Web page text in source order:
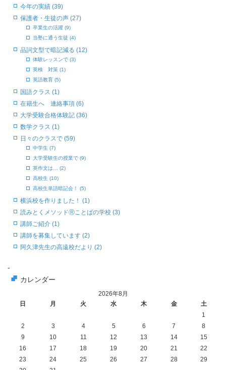
今年の実績 (39)
保護者・生徒の声 (27)
卒業生の活躍 (9)
当塾に通う生徒 (4)
品詞文型で暗記減る (12)
体験レッスンで (3)
英検 対策 (1)
英語教育 (5)
国語クラス (1)
在籍生へ 連絡事項 (6)
大学受験合格体験記 (36)
数学クラス (1)
日々のクラスで (59)
中学生 (7)
大学受験生の授業で (9)
英作文は… (2)
高校生 (10)
高校生単語暗記会！ (5)
横浜校を作りました！ (1)
読みとくメソッドⓇことばの学校 (3)
講師ご紹介 (1)
講師を募集しています (2)
阿久津先生の高遠校だより (2)
-
カレンダー
2026年8月
日
月 火 水 木 金
土
1
2
3 4 5 6 7
8
9
10 11 12 13 14
15
16
17 18 19 20 21
22
23
24 25 26 27 28
29